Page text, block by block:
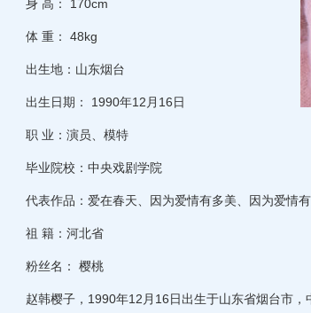
身 高： 170cm
体 重： 48kg
出生地：山东烟台
出生日期： 1990年12月16日
职 业：演员、模特
毕业院校：中央戏剧学院
代表作品：爱在春天、因为爱情有多美、因为爱情
祖 籍：河北省
粉丝名： 樱桃
赵韩樱子，1990年12月16日出生于山东省烟台市，